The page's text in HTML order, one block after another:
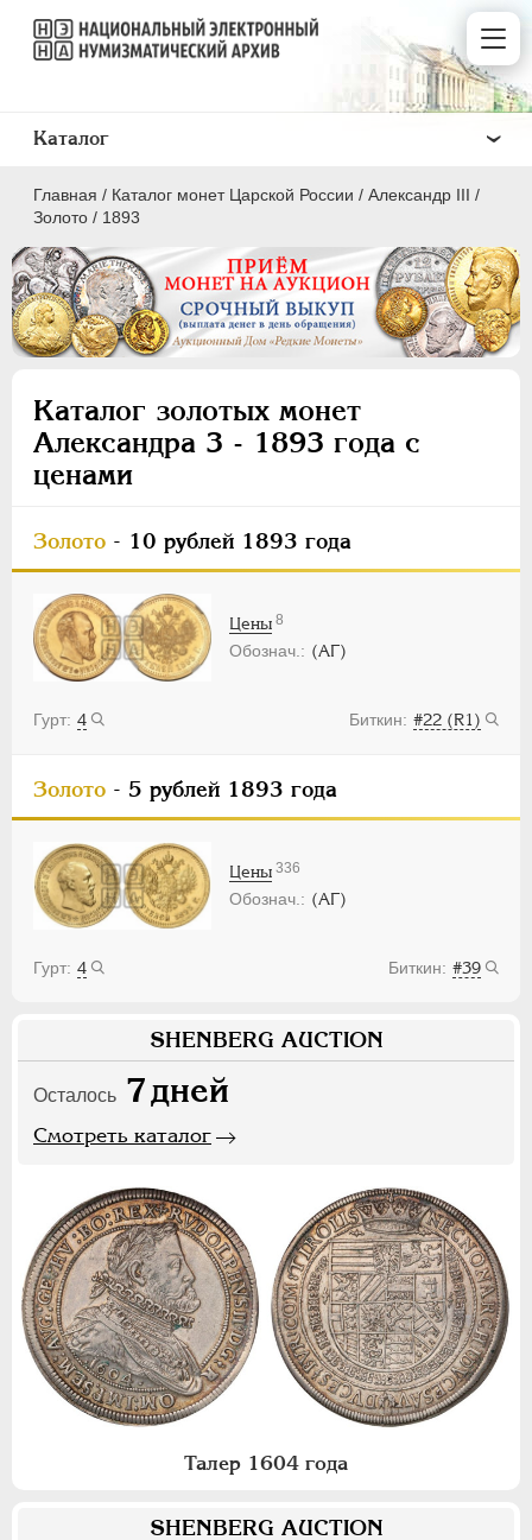
Главная / Каталог монет Царской России / Александр III /
Золото / 1893
Каталог золотых монет
Александра 3 - 1893 года с
ценами
Золото - 10 рублей 1893 года
(АГ)
4 #22 (R1)
Цены 8
Золото - 5 рублей 1893 года
(АГ)
4 #39
Цены 336
SHENBERG AUCTION
Осталось 7дней
Смотреть каталог
Талер 1604 года
SHENBERG AUCTION
Каталог
ПEТР I 1699 - 1725
ПЕТР II 1727-1729
АННА ИОАННОВНА
1730-1740
ИОАНН АНТОНОВИЧ
ПЕТР III 1762-1762
ЕКАТЕРИНА II 1762-1796
ПАВЕЛ I 1796-1801
АЛЕКСАНДР I 1801-1825
НИКОЛАЙ I
1826-1855
АЛЕКСАНДР II
НИКОЛАЙ II
1894-1917
ИНОСТРАННЫЕ 1768-1918